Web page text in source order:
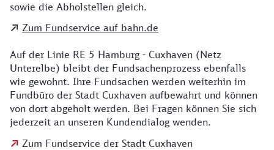
sowie die Abholstellen gleich.
Zum Fundservice auf bahn.de
Auf der Linie RE 5 Hamburg - Cuxhaven (Netz
Unterelbe) bleibt der Fundsachenprozess ebenfalls
wie gewohnt. Ihre Fundsachen werden weiterhin im
Fundbüro der Stadt Cuxhaven aufbewahrt und können
von dort abgeholt werden. Bei Fragen können Sie sich
jederzeit an unseren Kundendialog wenden.
Zum Fundservice der Stadt Cuxhaven